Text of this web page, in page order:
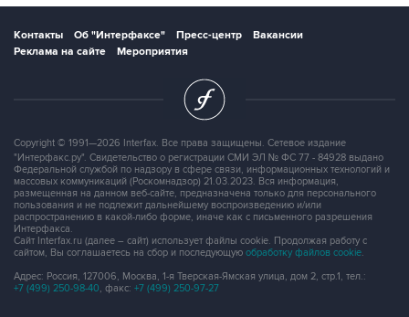
Контакты Об "Интерфаксе" Пресс-центр
Вакансии
Реклама на сайте
Мероприятия
Copyright © 1991—2026 Interfax. Все права защищены. Сетевое издание
"Интерфакс.ру". Свидетельство о регистрации СМИ ЭЛ № ФС 77 - 84928 выдано
Федеральной службой по надзору в сфере связи, информационных технологий и
массовых коммуникаций (Роскомнадзор) 21.03.2023. Вся информация,
размещенная на данном веб-сайте, предназначена только для персонального
пользования и не подлежит дальнейшему воспроизведению и/или
распространению в какой-либо форме, иначе как с письменного разрешения
Интерфакса.
Сайт Interfax.ru (далее – сайт) использует файлы cookie. Продолжая работу с
сайтом, Вы соглашаетесь на сбор и последующую обработку файлов cookie.
Адрес: Россия, 127006, Москва, 1-я Тверская-Ямская улица, дом 2, стр.1, тел.:
+7 (499) 250-98-40, факс: +7 (499) 250-97-27